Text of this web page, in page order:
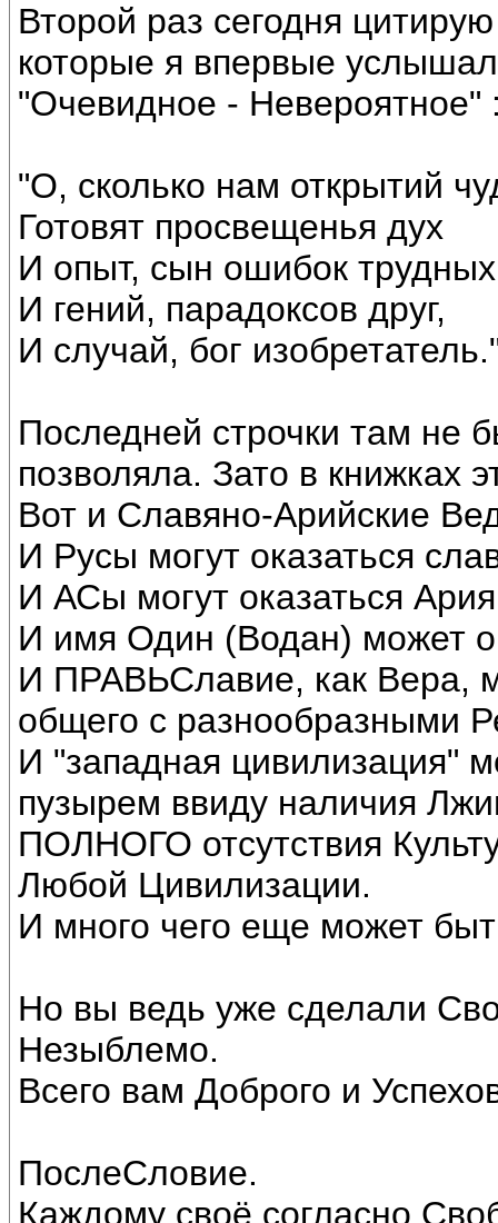
Второй раз сегодня
которые я впервые
"Очевидное - Невероятное"
"О, сколько нам открытий
Готовят просвещенья дух
И опыт, сын ошибок
И гений, парадоксов друг,
И случай, бог
Последней строчки там не
позволяла. Зато в книжках
Вот и Славяно-Арийские
И Русы могут оказаться
И АСы могут оказаться
И имя Один (Водан) может
И ПРАВЬСлавие, как Вера,
общего с разнообразными
И "западная цивилизация"
пузырем ввиду наличия
ПОЛНОГО отсутствия
Любой Цивилизации.
И много чего еще может
Но вы ведь уже сделали
Незыблемо.
Всего вам Доброго и
ПослеСловие.
Каждому своё согласно